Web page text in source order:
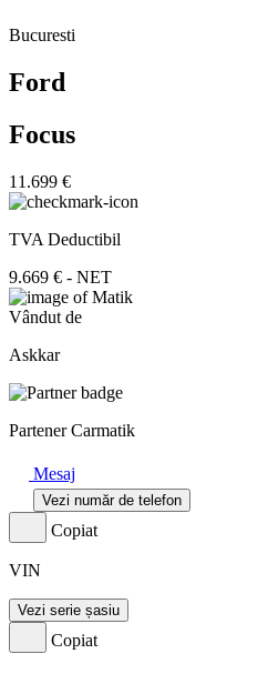
Bucuresti
Ford
Focus
11.699 €
TVA Deductibil
9.669 € - NET
Vândut de
Askkar
Partener Carmatik
Mesaj
Vezi număr de telefon
Copiat
VIN
Vezi serie șasiu
Copiat